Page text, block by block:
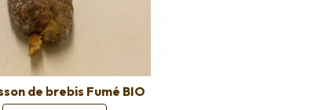
de brebis Fumé BIO